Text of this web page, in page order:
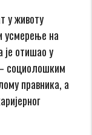
у животу
усмерење на
је отишао у
социолошким
правника, а